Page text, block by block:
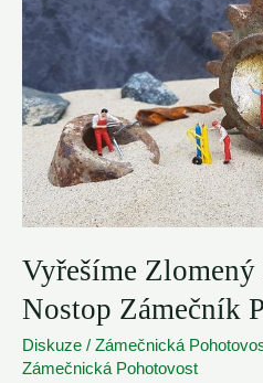
Dispečink
Vyřešíme
Nostop Zámečník
Diskuze / Zámečnická
Zámečnická Pohotovost